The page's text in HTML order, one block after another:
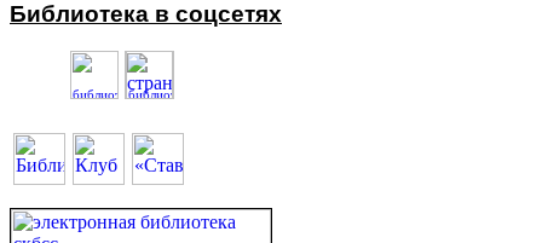
Библиотека в соцсетях